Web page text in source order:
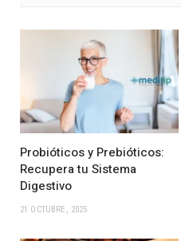
Probióticos y Prebióticos:
Recupera tu Sistema
Digestivo
21 OCTUBRE, 2025